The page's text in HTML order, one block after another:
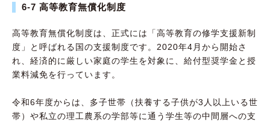
6-7 高等教育無償化制度
高等教育無償化制度は、正式には「高等教育の修学支援新制
度」と呼ばれる国の支援制度です。2020年4月から開始さ
れ、経済的に厳しい家庭の学生を対象に、給付型奨学金と授
業料減免を行っています。
令和6年度からは、多子世帯（扶養する子供が3人以上いる世
帯）や私立の理工農系の学部等に通う学生等の中間層への支